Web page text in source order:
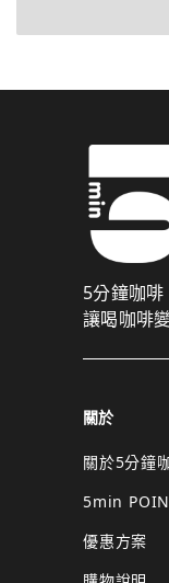
5分鐘咖啡
讓喝咖啡
關於
關於5分鐘
5min
優惠方案